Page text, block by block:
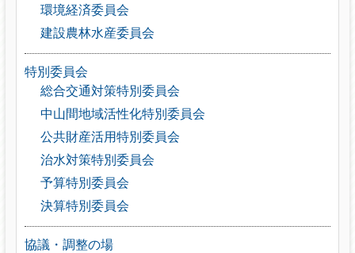
環境経済委員会
建設農林水産委員会
特別委員会
総合交通対策特別委員会
中山間地域活性化特別委員会
公共財産活用特別委員会
治水対策特別委員会
予算特別委員会
決算特別委員会
協議・調整の場